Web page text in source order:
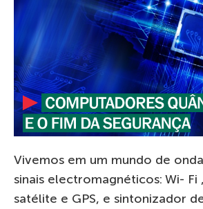
Vivemos em um mundo de
sinais electromagnéticos: Wi- Fi
satélite e GPS, e sintonizador